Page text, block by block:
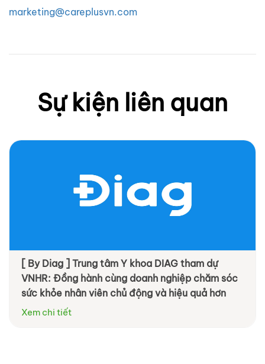
marketing@careplusvn.com
Sự kiện liên quan
[ By Diag ] Trung tâm Y khoa DIAG tham dự
VNHR: Đồng hành cùng doanh nghiệp chăm sóc
sức khỏe nhân viên chủ động và hiệu quả hơn
Xem chi tiết